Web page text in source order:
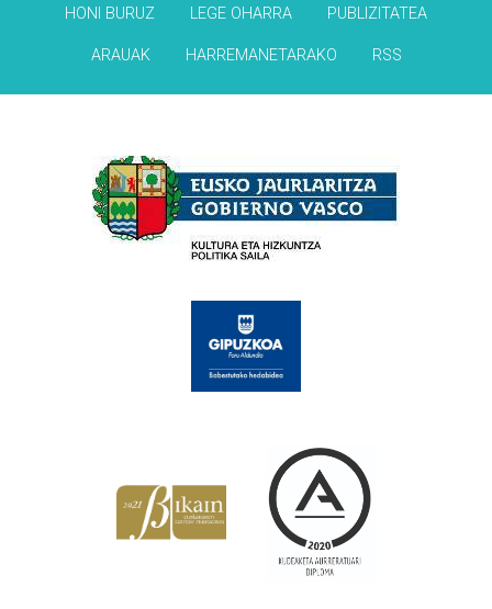
HONI BURUZ LEGE OHARRA PUBLIZITATEA
ARAUAK HARREMANETARAKO RSS